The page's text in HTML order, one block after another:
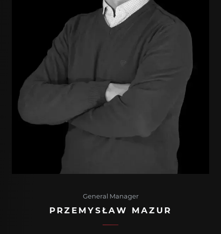
General Manager
PRZEMYSŁAW MAZUR